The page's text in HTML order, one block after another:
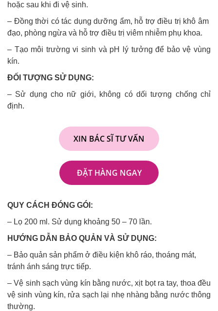
hoặc sau khi đi vệ sinh.
– Đồng thời có tác dụng dưỡng ẩm, hỗ trợ điều trị khô âm
đạo, phòng ngừa và hỗ trợ điều trị viêm nhiễm phụ khoa.
– Tạo môi trường vi sinh và pH lý tưởng để bảo vệ vùng
kín.
ĐỐI TƯỢNG SỬ DỤNG:
– Sử dụng cho nữ giới, không có dối tượng chống chỉ
định.
XIN BÁC SĨ TƯ VẤN
ĐẶT HÀNG NGAY
QUY CÁCH ĐÓNG GÓI:
– Lọ 200 ml. Sử dụng khoảng 50 – 70 lần.
HƯỚNG DẪN BẢO QUẢN VÀ SỬ DỤNG:
– Bảo quản sản phẩm ở điều kiện khô ráo, thoáng mát,
tránh ánh sáng trực tiếp.
– Vệ sinh sạch vùng kín bằng nước, xịt bọt ra tay, thoa đều
vệ sinh vùng kín, rửa sạch lại nhẹ nhàng bằng nước thông
thường.